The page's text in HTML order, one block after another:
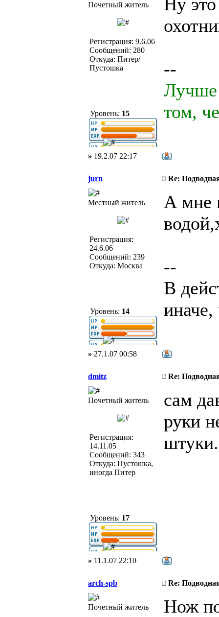
Почетный житель
Регистрация: 9.6.06
Сообщений: 280
Откуда: Питер/
Пустошка
Уровень: 15
--
Лучше
том,
» 19.2.07 22:17
jurn Re:
Местный житель
Регистрация:
24.6.06
Сообщений: 239
Откуда: Москва
Уровень: 14
А мне
--
В
» 27.1.07 00:58
dmitz Re:
Почетный житель
Регистрация:
14.11.05
Сообщений: 343
Откуда: Пустошка,
иногда Питер
Уровень: 17
сам
руки
штуки.
» 11.1.07 22:10
arch-spb Re:
Почетный житель
Нож